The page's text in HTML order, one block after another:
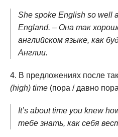
She spoke English so well
England. – Она так
английском языке, как
Англии.
В предложениях после
(high) time (пора / давно
It’s about time you knew
тебе знать, как себя